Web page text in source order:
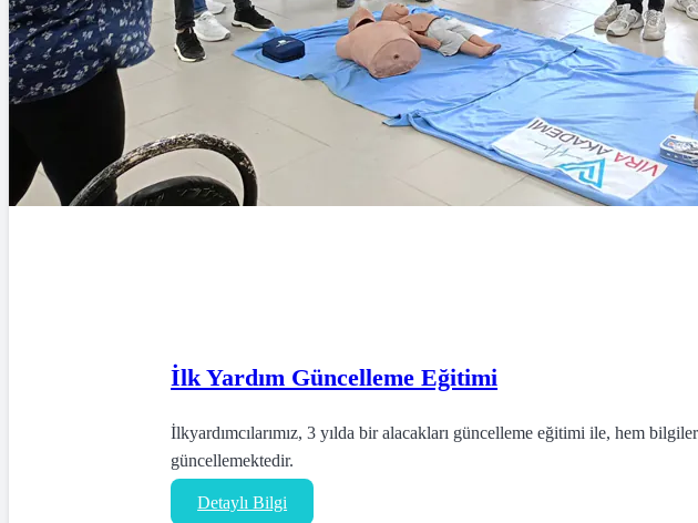
İlk Yardım Güncelleme Eğitimi
İlkyardımcılarımız, 3 yılda bir alacakları güncelleme eğitimi ile, hem
güncellemektedir.
Detaylı Bilgi